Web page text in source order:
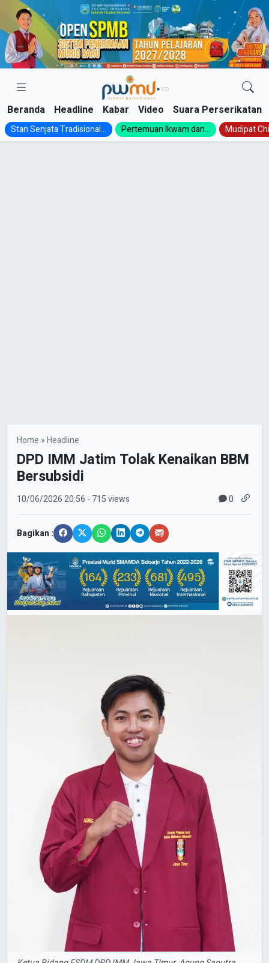
Skip
content
Beranda Headline Kabar Video Suara Perserikatan
Stan Senjata Tradisional... Pertemuan Ikwam dan... Mudipat
Home »Headline
DPD IMM Jatim Tolak Kenaikan BBM
Bersubsidi
10/06/202620:56 - 715 views 0
Bagikan :